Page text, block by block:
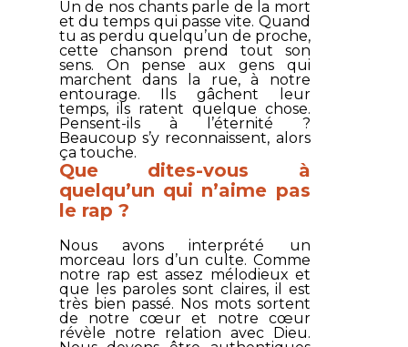
Un de nos chants parle de la mort
et du temps qui passe vite. Quand
tu as perdu quelqu’un de proche,
cette chanson prend tout son
sens. On pense aux gens qui
marchent dans la rue, à notre
entourage. Ils gâchent leur
temps, ils ratent quelque chose.
Pensent-ils à l’éternité ?
Beaucoup s’y reconnaissent, alors
ça touche.
Que dites-vous à
quelqu’un qui n’aime pas
le rap ?
Nous avons interprété un
morceau lors d’un culte. Comme
notre rap est assez mélodieux et
que les paroles sont claires, il est
très bien passé. Nos mots sortent
de notre cœur et notre cœur
révèle notre relation avec Dieu.